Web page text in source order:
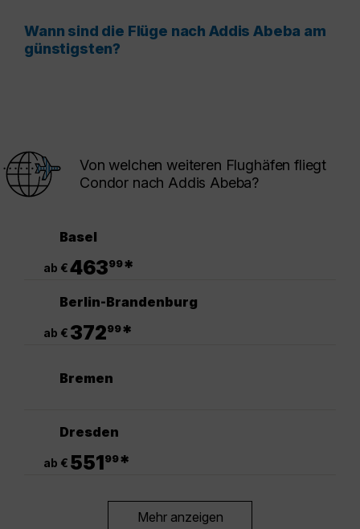
Wann sind die Flüge nach Addis Abeba am
günstigsten?
Von welchen weiteren Flughäfen fliegt
Condor nach Addis Abeba?
Basel
ab €46399*
Berlin-Brandenburg
ab € 37299*
Bremen
Dresden
ab € 55199*
Mehr anzeigen